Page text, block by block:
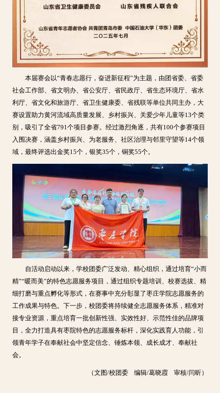
本届赛会以“青春志愿行，奋进新征程”为主题，由团省委、省委
社会工作部、省文明办、省公安厅、省民政厅、省生态环境厅、省水
利厅、省文化和旅游厅、省卫生健康委、省残联等单位共同主办，大
赛设置助力黄河流域高质量发展、乡村振兴、关爱少年儿童等13个类
别，吸引了全省791个项目参赛。经过激烈角逐，共有100个参赛项目
入围决赛，涵盖乡村振兴、为老服务、社区治理与邻里守望等14个领
域，最终评选出金奖15个，银奖35个，铜奖55个。
自活动启动以来，学校团委广泛发动、精心组织，通过培育“小而
精”“暖而美”的特色志愿服务项目，通过组织专题培训、校赛选拔、精
细打磨与重点孵化等形式，在赛事中充分彰显了枣庄学院志愿服务的
工作成果与特色。下一步，校团委将持续健全志愿服务体系，精准对
接专业资源，重点培育一批创新性强、实效性好、示范性佳的品牌项
目，全力打造具有枣院特色的志愿服务标杆，深化实践育人功能，引
领青年学子在奉献社会中坚定信念、锤炼本领、成长成才、奉献社
会。
（文图/校团委 编辑/葛晓霞 审核/闫昕）